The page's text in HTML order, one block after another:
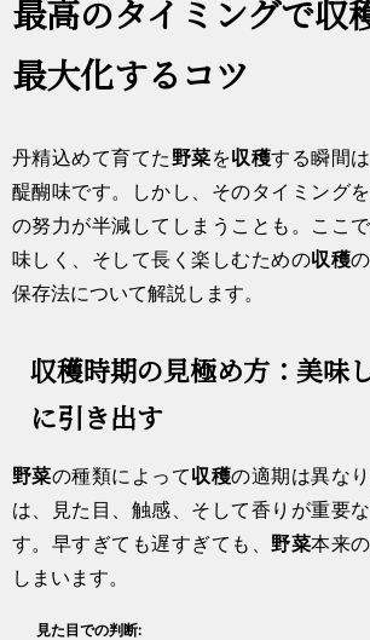
最高のタイミングで収
最大化するコツ
丹精込めて育てた 野菜を収穫する瞬間
醍醐味です。しかし、そのタイミング
の努力が半減してしまうことも。ここで
味しく、そして長く楽しむための収穫
保存法について解説します。
収穫時期の見極め方：美味
に引き出す
野菜の種類によって収穫の適期は異な
は、見た目、触感、そして香りが重要
す。早すぎても遅すぎても、 野菜本来
しまいます。
見た目での判断: